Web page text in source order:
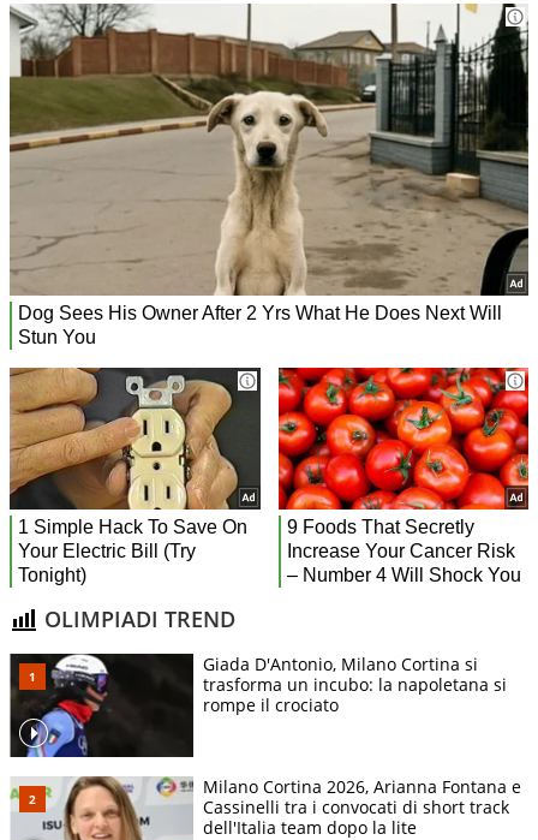
OLIMPIADI TREND
Giada D'Antonio, Milano Cortina si
trasforma un incubo: la napoletana si
rompe il crociato
Milano Cortina 2026, Arianna Fontana e
Cassinelli tra i convocati di short track
dell'Italia team dopo la lite